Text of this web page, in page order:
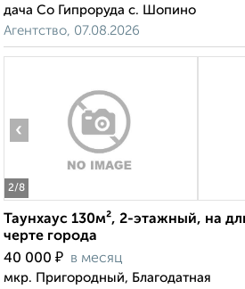
дача Со Гипроруда с. Шопино
Агентство, 07.08.2026
2/8
‹
Таунхаус 130м², 2-этажный, на
черте города
40 000 ₽ в месяц
мкр. Пригородный, Благодатная